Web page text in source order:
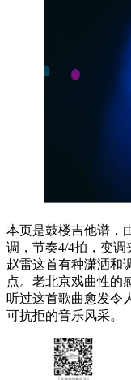
本页是鼓楼吉他谱，
调，节奏4/4拍，变调
赵雷这首有种潇洒和
点。老北京戏曲性的
听过这首歌曲愈发令
可抗拒的音乐风采。